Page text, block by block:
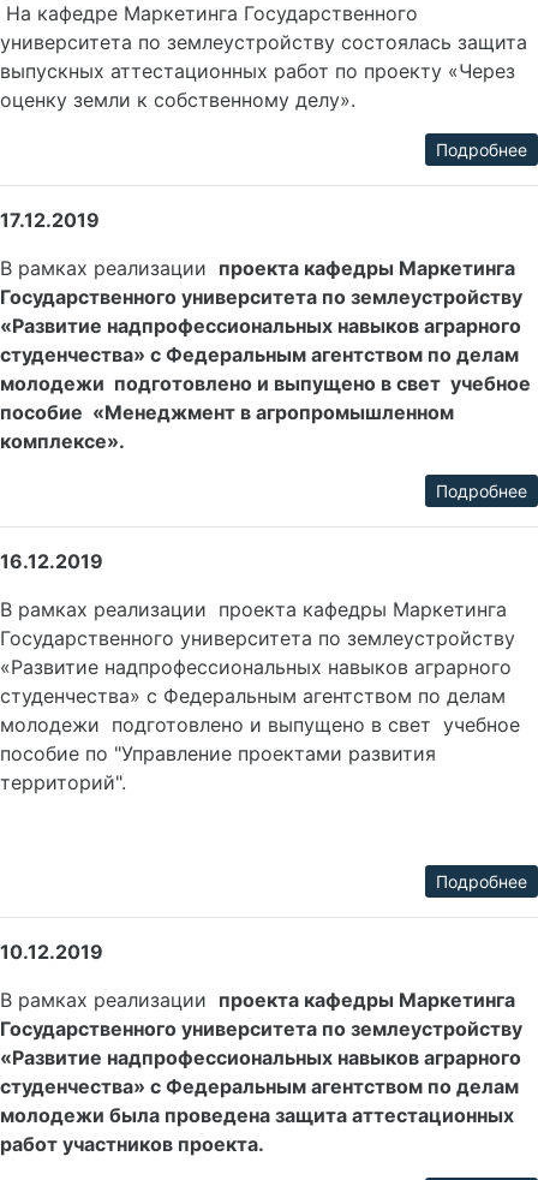
На кафедре Маркетинга Государственного
университета по землеустройству состоялась защита
выпускных аттестационных работ по проекту «Через
оценку земли к собственному делу».
Подробнее
17.12.2019
В рамках реализации проекта кафедры Маркетинга
Государственного университета по землеустройству
«Развитие надпрофессиональных навыков аграрного
студенчества» с Федеральным агентством по делам
молодежи подготовлено и выпущено в свет учебное
пособие «Менеджмент в агропромышленном
комплексе».
Подробнее
16.12.2019
В рамках реализации проекта кафедры Маркетинга
Государственного университета по землеустройству
«Развитие надпрофессиональных навыков аграрного
студенчества» с Федеральным агентством по делам
молодежи подготовлено и выпущено в свет учебное
пособие по "Управление проектами развития
территорий".
Подробнее
10.12.2019
В рамках реализации проекта кафедры Маркетинга
Государственного университета по землеустройству
«Развитие надпрофессиональных навыков аграрного
студенчества» с Федеральным агентством по делам
молодежи была проведена защита аттестационных
работ участников проекта.